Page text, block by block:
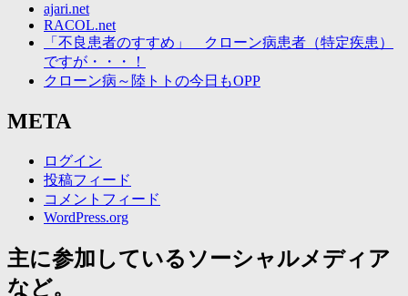
ajari.net
RACOL.net
「不良患者のすすめ」 クローン病患者（特定疾患）
ですが・・・！
クローン病～陸トトの今日もOPP
META
ログイン
投稿フィード
コメントフィード
WordPress.org
主に参加しているソーシャルメディア
など。